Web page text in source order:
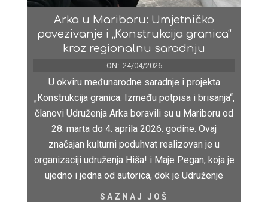
Arka u Mariboru: Umjetničko
povezivanje i „Konstrukcija granica“
kroz regionalnu saradnju
ON: 24/04/2026
U okviru međunarodne saradnje i projekta
„Konstrukcija granica: Između potpisa i brisanja“,
članovi Udruženja Arka boravili su u Mariboru od
28. marta do 4. aprila 2026. godine. Ovaj
značajan kulturni poduhvat realizovan je u
organizaciji udruženja Hiša! i Maje Pegan, koja je
ujedno i jedna od autorica, dok je Udruženje
SAZNAJ JOŠ